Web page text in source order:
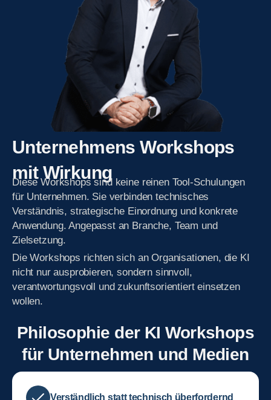
Unternehmens Workshops
mit Wirkung
Diese Workshops sind keine reinen Tool-Schulungen
für Unternehmen. Sie verbinden technisches
Verständnis, strategische Einordnung und konkrete
Anwendung. Angepasst an Branche, Team und
Zielsetzung.
Die Workshops richten sich an Organisationen, die KI
nicht nur ausprobieren, sondern sinnvoll,
verantwortungsvoll und zukunftsorientiert einsetzen
wollen.
Philosophie der KI Workshops
für Unternehmen und Medien
Verständlich statt technisch überfordernd